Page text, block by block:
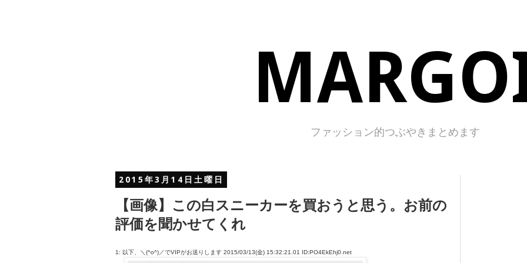
ファッション的つぶやきまとめます
2015年3月14日土曜日
【画像】この白スニーカーを買おうと思う。お前の
評価を聞かせてくれ
1: 以下、＼(^o^)／でVIPがお送りします 2015/03/13(金) 15:32:21.01 ID:PO4EkEhj0.net